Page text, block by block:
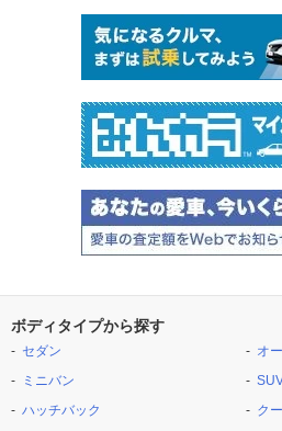
ボディタイプから探す
セダン
ミニバン
ハッチバック
オ
ク